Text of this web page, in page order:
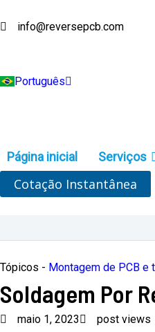
parainfo@reversepcb.com
Português
Français
Indonesia
Página inicial Serviços
Cotação Instantânea
Tópicos - Montagem de PCB e
Soldagem Por
maio 1, 2023 post views